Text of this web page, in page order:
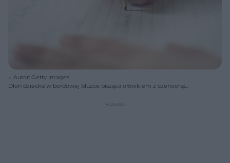
Autor: Getty Images
Dłoń dziecka w bordowej bluzce pisząca ołówkiem z czerwoną
mazania. Zdjęcie symbolizuje naukę pisania i adaptację w przedszkolu,